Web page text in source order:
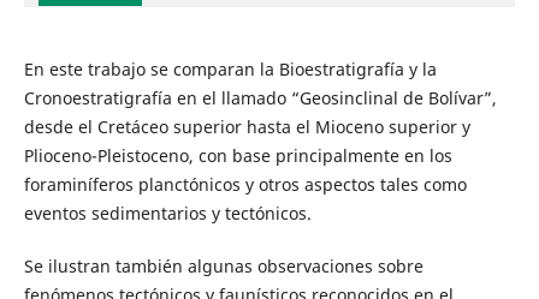
En este trabajo se comparan la Bioestratigrafía y la
Cronoestratigrafía en el llamado “Geosinclinal de Bolívar”,
desde el Cretáceo superior hasta el Mioceno superior y
Plioceno-Pleistoceno, con base principalmente en los
foraminíferos planctónicos y otros aspectos tales como
eventos sedimentarios y tectónicos.
Se ilustran también algunas observaciones sobre